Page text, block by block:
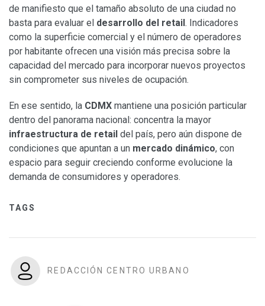
de manifiesto que el tamaño absoluto de una ciudad no
basta para evaluar el desarrollo del retail. Indicadores
como la superficie comercial y el número de operadores
por habitante ofrecen una visión más precisa sobre la
capacidad del mercado para incorporar nuevos proyectos
sin comprometer sus niveles de ocupación.
En ese sentido, la CDMX mantiene una posición particular
dentro del panorama nacional: concentra la mayor
infraestructura de retail del país, pero aún dispone de
condiciones que apuntan a un mercado dinámico, con
espacio para seguir creciendo conforme evolucione la
demanda de consumidores y operadores.
TAGS
REDACCIÓN CENTRO URBANO